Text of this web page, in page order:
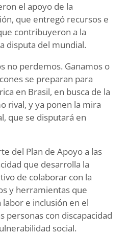
el apoyo de la
que entregó recursos e
contribuyeron a la
disputa del mundial.
no perdemos. Ganamos o
se preparan para
en Brasil, en busca de la
rival, y ya ponen la mira
que se disputará en
del Plan de Apoyo a las
que desarrolla la
de colaborar con la
y herramientas que
e inclusión en el
personas con discapacidad
social.